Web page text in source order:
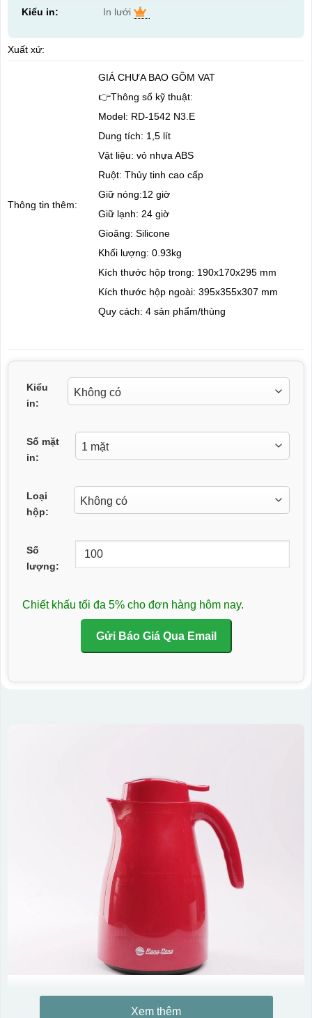
Kiểu in: In lưới
Xuất xứ:
Thông tin thêm:
GIÁ CHƯA BAO GỒM VAT
👉Thông số kỹ thuật:
Model: RD-1542 N3.E
Dung tích: 1,5 lít
Vật liệu: vỏ nhựa ABS
Ruột: Thủy tinh cao cấp
Giữ nóng:12 giờ
Giữ lạnh: 24 giờ
Gioăng: Silicone
Khối lượng: 0.93kg
Kích thước hộp trong: 190x170x295 mm
Kích thước hộp ngoài: 395x355x307 mm
Quy cách: 4 sản phẩm/thùng
Kiểu
in:
Số mặt
in:
Loại
hộp:
Số
lượng:
Chiết khấu tối đa 5% cho đơn hàng hôm nay.
Gửi Báo Giá Qua Email
Xem thêm